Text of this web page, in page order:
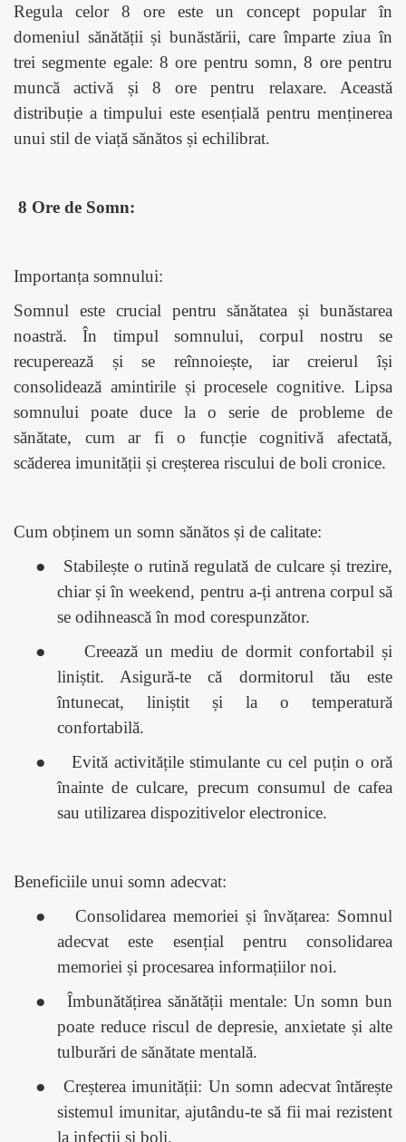
Regula celor 8 ore este un concept popular în
domeniul sănătății și bunăstării, care împarte ziua în
trei segmente egale: 8 ore pentru somn, 8 ore pentru
muncă activă și 8 ore pentru relaxare. Această
distribuție a timpului este esențială pentru menținerea
unui stil de viață sănătos și echilibrat.
8 Ore de Somn:
Importanța somnului:
Somnul este crucial pentru sănătatea și bunăstarea
noastră. În timpul somnului, corpul nostru se
recuperează și se reînnoiește, iar creierul își
consolidează amintirile și procesele cognitive. Lipsa
somnului poate duce la o serie de probleme de
sănătate, cum ar fi o funcție cognitivă afectată,
scăderea imunității și creșterea riscului de boli cronice.
Cum obținem un somn sănătos și de calitate:
●
Stabilește o rutină regulată de culcare și trezire,
chiar și în weekend, pentru a-ți antrena corpul să
se odihnească în mod corespunzător.
●
Creează un mediu de dormit confortabil și
liniștit. Asigură-te că dormitorul tău este
întunecat, liniștit și la o temperatură
confortabilă.
●
Evită activitățile stimulante cu cel puțin o oră
înainte de culcare, precum consumul de cafea
sau utilizarea dispozitivelor electronice.
Beneficiile unui somn adecvat:
●
Consolidarea memoriei și învățarea: Somnul
adecvat este esențial pentru consolidarea
memoriei și procesarea informațiilor noi.
●
Îmbunătățirea sănătății mentale: Un somn bun
poate reduce riscul de depresie, anxietate și alte
tulburări de sănătate mentală.
●
Creșterea imunității: Un somn adecvat întărește
sistemul imunitar, ajutându-te să fii mai rezistent
la infecții și boli.